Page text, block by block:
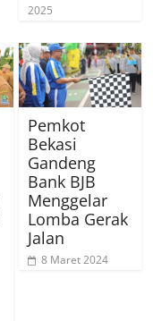
2025
Pemkot
Bekasi
Gandeng
Bank BJB
Menggelar
Lomba Gerak
Jalan
8 Maret 2024